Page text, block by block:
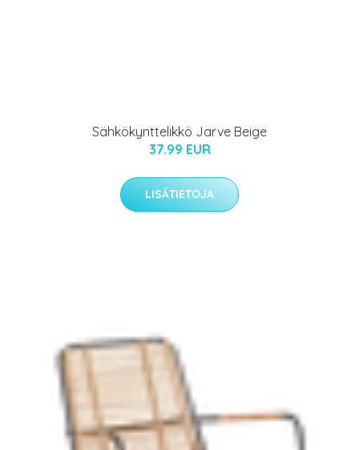
Sähkökynttelikkö Jarve Beige
37.99 EUR
LISÄTIETOJA